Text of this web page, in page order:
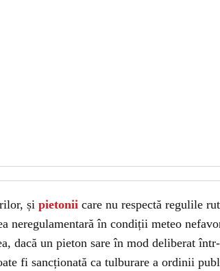
și pietonii care nu respectă regulile
neregulamentară în condiții meteo
dacă un pieton sare în mod deliberat
fi sancționată ca tulburare a ordinii